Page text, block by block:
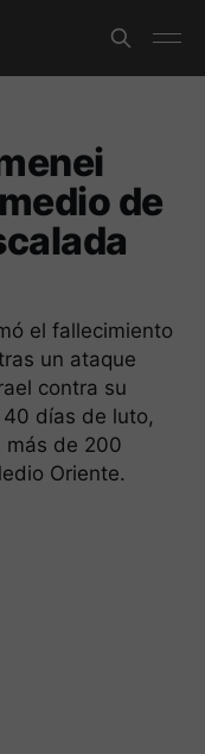
de
el fallecimiento
un ataque
contra su
días de luto,
más de 200
Oriente.